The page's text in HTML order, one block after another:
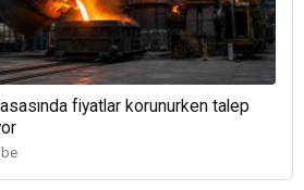
fiyatlar korunurken talep